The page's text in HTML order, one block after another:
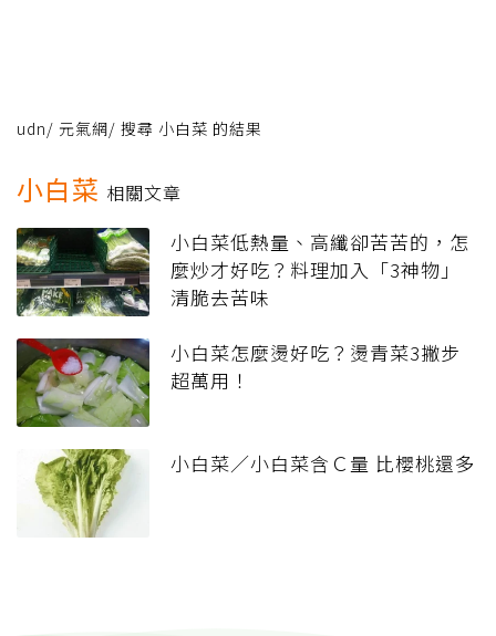
udn/ 元氣網/ 搜尋 小白菜 的結果
小白菜 相關文章
小白菜低熱量、高纖卻苦苦的，怎
麼炒才好吃？料理加入「3神物」
清脆去苦味
小白菜怎麼燙好吃？燙青菜3撇步
超萬用！
小白菜／小白菜含Ｃ量 比櫻桃還多